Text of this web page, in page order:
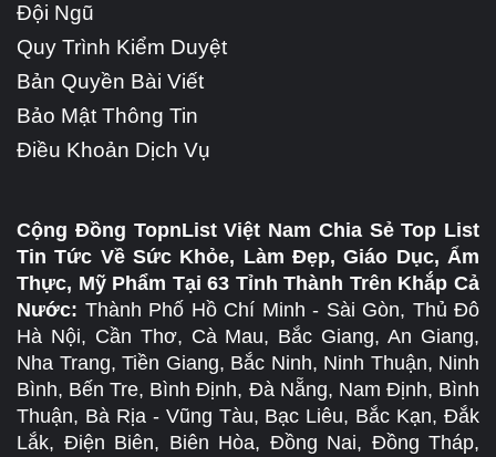
Đội Ngũ
Quy Trình Kiểm Duyệt
Bản Quyền Bài Viết
Bảo Mật Thông Tin
Điều Khoản Dịch Vụ
Cộng Đồng TopnList Việt Nam Chia Sẻ Top List
Tin Tức Về Sức Khỏe, Làm Đẹp, Giáo Dục, Ẩm
Thực, Mỹ Phẩm Tại 63 Tỉnh Thành Trên Khắp Cả
Nước: Thành Phố Hồ Chí Minh - Sài Gòn, Thủ Đô
Hà Nội, Cần Thơ, Cà Mau, Bắc Giang, An Giang,
Nha Trang, Tiền Giang, Bắc Ninh, Ninh Thuận, Ninh
Bình, Bến Tre, Bình Định, Đà Nẵng, Nam Định, Bình
Thuận, Bà Rịa - Vũng Tàu, Bạc Liêu, Bắc Kạn, Đắk
Lắk, Điện Biên, Biên Hòa, Đồng Nai, Đồng Tháp,